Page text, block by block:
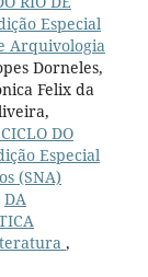
Especial
Arquivologia
Dorneles,
Felix da
DO
Especial
(SNA)
DA
,